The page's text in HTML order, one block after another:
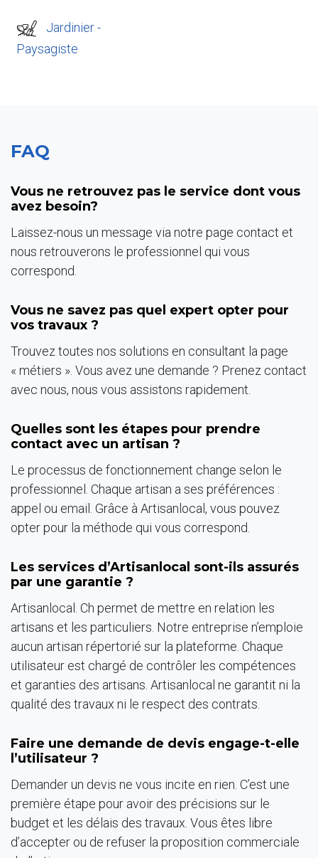
Paysagiste
FAQ
Vous ne retrouvez pas le service dont vous
avez besoin?
Laissez-nous un message via notre page contact et
nous retrouverons le professionnel qui vous
correspond.
Vous ne savez pas quel expert opter pour
vos travaux ?
Trouvez toutes nos solutions en consultant la page
« métiers ». Vous avez une demande ? Prenez contact
avec nous, nous vous assistons rapidement.
Quelles sont les étapes pour prendre
contact avec un artisan ?
Le processus de fonctionnement change selon le
professionnel. Chaque artisan a ses préférences :
appel ou email. Grâce à Artisanlocal, vous pouvez
opter pour la méthode qui vous correspond.
Les services d’Artisanlocal sont-ils assurés
par une garantie ?
Artisanlocal. Ch permet de mettre en relation les
artisans et les particuliers. Notre entreprise n’emploie
aucun artisan répertorié sur la plateforme. Chaque
utilisateur est chargé de contrôler les compétences
et garanties des artisans. Artisanlocal ne garantit ni la
qualité des travaux ni le respect des contrats.
Faire une demande de devis engage-t-elle
l’utilisateur ?
Demander un devis ne vous incite en rien. C’est une
première étape pour avoir des précisions sur le
budget et les délais des travaux. Vous êtes libre
d’accepter ou de refuser la proposition commerciale